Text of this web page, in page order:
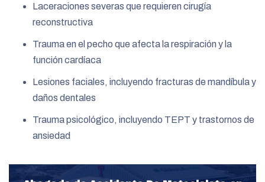
Laceraciones severas que requieren cirugía
reconstructiva
Trauma en el pecho que afecta la respiración y la
función cardíaca
Lesiones faciales, incluyendo fracturas de mandíbula y
daños dentales
Trauma psicológico, incluyendo TEPT y trastornos de
ansiedad